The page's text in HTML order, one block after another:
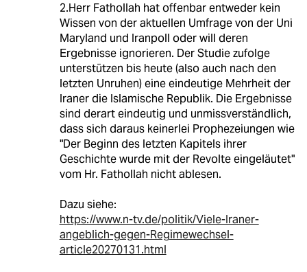
2.Herr Fathollah hat offenbar entweder kein
Wissen von der aktuellen Umfrage von der Uni
Maryland und Iranpoll oder will deren
Ergebnisse ignorieren. Der Studie zufolge
unterstützen bis heute (also auch nach den
letzten Unruhen) eine eindeutige Mehrheit der
Iraner die Islamische Republik. Die Ergebnisse
sind derart eindeutig und unmissverständlich,
dass sich daraus keinerlei Prophezeiungen wie
"Der Beginn des letzten Kapitels ihrer
Geschichte wurde mit der Revolte eingeläutet"
vom Hr. Fathollah nicht ablesen.
Dazu siehe:
https://www.n-tv.de/politik/Viele-Iraner-
angeblich-gegen-Regimewechsel-
article20270131.html